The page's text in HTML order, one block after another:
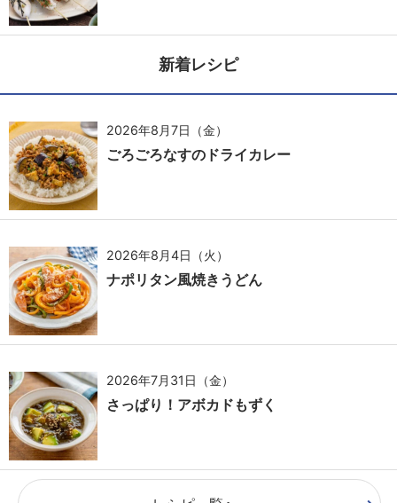
新着レシピ
2026年8月7日（金）
ごろごろなすのドライカレー
2026年8月4日（火）
ナポリタン風焼きうどん
2026年7月31日（金）
さっぱり！アボカドもずく